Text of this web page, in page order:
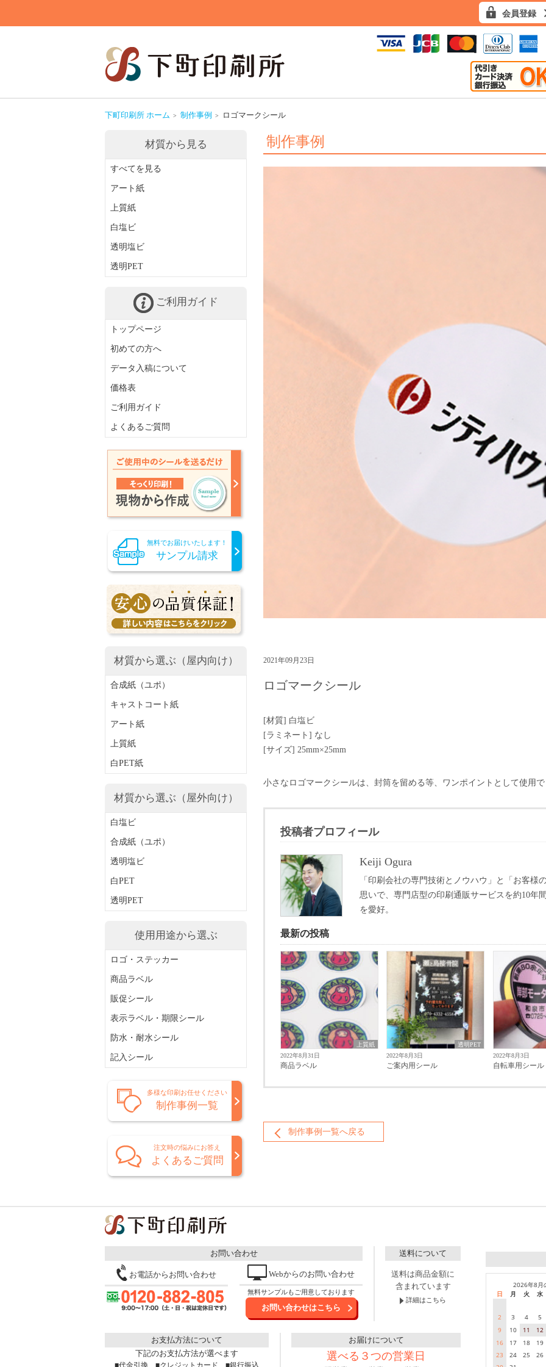
会員登録
下町印刷所 ホーム 制作事例 ロゴマークシール
材質から見る
すべてを見る
アート紙
上質紙
白塩ビ
透明塩ビ
透明PET
ご利用ガイド
トップページ
初めての方へ
データ入稿について
価格表
ご利用ガイド
よくあるご質問
無料でお届けいたします！
サンプル請求
材質から選ぶ（屋内向け）
合成紙（ユポ）
キャストコート紙
アート紙
上質紙
白PET紙
材質から選ぶ（屋外向け）
白塩ビ
合成紙（ユポ）
透明塩ビ
白PET
透明PET
使用用途から選ぶ
ロゴ・ステッカー
商品ラベル
販促シール
表示ラベル・期限シール
防水・耐水シール
記入シール
多様な印刷お任せください
制作事例一覧
注文時の悩みにお答え
よくあるご質問
制作事例
2021年09月23日
ロゴマークシール
[材質] 白塩ビ
[ラミネート] なし
[サイズ] 25mm×25mm
小さなロゴマークシールは、封筒を留める等、ワンポイントとして使用
投稿者プロフィール
Keiji Ogura
「印刷会社の専門技術とノウハウ」と「お客様
思いで、専門店型の印刷通販サービスを約10年
を愛好。
最新の投稿
上質紙
2022年8月31日
商品ラベル
透明PET
2022年8月3日
ご案内用シール
2022年8月3日
自転車用シール
制作事例一覧へ戻る
お問い合わせ
お電話からお問い合わせ Webからのお問い合わせ
無料サンプルもご用意しております
お問い合わせはこちら
送料について
送料は商品金額に
含まれています
詳細はこちら
お支払方法について
下記のお支払方法が選べます
■代金引換 ■クレジットカード ■銀行振込
お届けについて
選べる３つの営業日
2026年8月
日
月 火 水
2 3 4
5
9
10 11
12
16
17 18
19
23
24 25
26